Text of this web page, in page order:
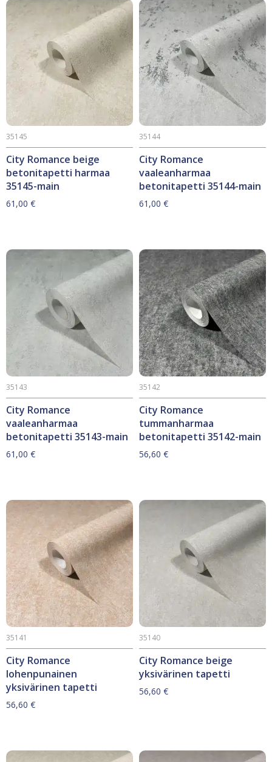
City Romance beige
betonitapetti harmaa
35145-main
35145
61,00 €
City Romance
vaaleanharmaa
betonitapetti 35144-main
35144
61,00 €
City Romance
vaaleanharmaa
betonitapetti 35143-main
35143
61,00 €
City Romance
tummanharmaa
betonitapetti 35142-main
35142
56,60 €
City Romance
lohenpunainen
yksivärinen tapetti
35141
56,60 €
City Romance beige
yksivärinen tapetti
35140
56,60 €